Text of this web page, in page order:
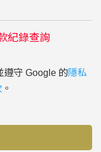
紀錄查詢
遵守 Google 的隱私
。